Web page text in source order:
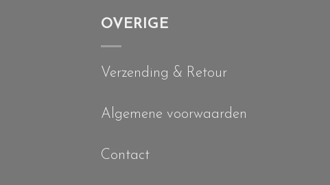
OVERIGE
Verzending & Retour
Algemene voorwaarden
Contact